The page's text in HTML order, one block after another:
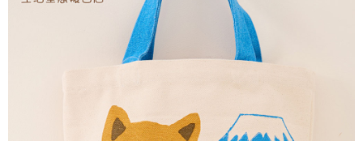
２．訂單成立數日內，您將收到繳費通知簡訊。
３．收到繳費通知簡訊後14天內，點擊此簡訊中的連結，可透過四大超商／
ATM／網路銀行／等多元方式進行付款，方視為交易完成。
※ 請注意：結帳手續完成當下不需立刻繳費，但若您需要取消訂單，請聯絡
購買商品的店家。未經商家同意取消之訂單仍視為有效，需透過AFTEE先享
是否繳費成功／繳費後需取消欲退款等相關疑問，請聯繫「AFTEE先享後付
https://netprotections.freshdesk.com/support/home
每筆NT$60，滿NT$1,800(含以上)免運費
每筆NT$60，滿NT$2,000(含以上)免運費
每筆NT$60，滿NT$2,000(含以上)免運費